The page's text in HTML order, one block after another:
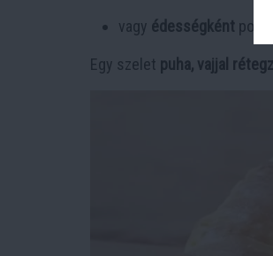
vagy édességként
Egy szelet puha, vajjal